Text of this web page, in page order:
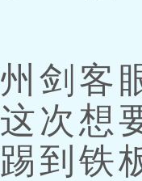
客眼
次想
到铁